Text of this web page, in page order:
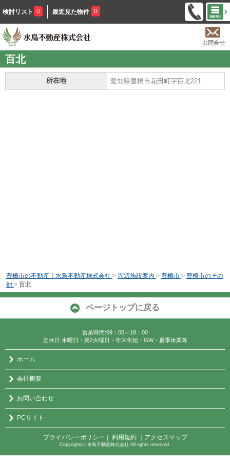
検討リスト 0 最近見た物件 0
お問合せ
百北
所在地 愛知県豊橋市花田町字百北221
豊橋市の不動産｜水鳥不動産株式会社 > 周辺施設案内 > 豊橋市 > 豊橋市のその
他 > 百北
ページトップに戻る
営業時間:09：00～18：00
定休日:水曜日・第2火曜日・年末年始・GW・夏季休業等
ホーム
会社概要
お問い合わせ
PCサイト
プライバシーポリシー ｜ 利用規約 ｜アクセスマップ
Copyright(c) 水鳥不動産株式会社 All rights reserved.